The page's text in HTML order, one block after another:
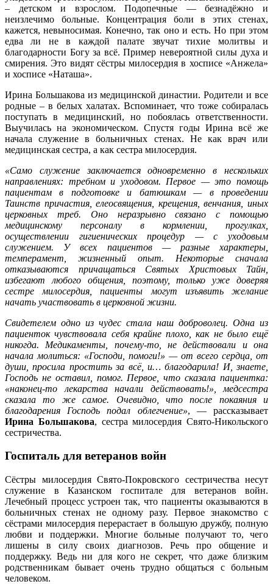
– детском и взрослом. Подопечные — безнадёжно и
неизлечимо больные. Концентрация боли в этих стенах,
кажется, невыносимая. Конечно, так оно и есть. Но при этом
едва ли не в каждой палате звучат тихие молитвы и
благодарности Богу за всё. Пример невероятной силы духа и
смирения. Это видят сёстры милосердия в хосписе «Анжела»
и хосписе «Наташа».
Ирина Большакова из медицинской династии. Родители и все
родные – в белых халатах. Вспоминает, что тоже собиралась
поступать в медицинский, но побоялась ответственности.
Выучилась на экономическом. Спустя годы Ирина всё же
начала служение в больничных стенах. Не как врач или
медицинская сестра, а как сестра милосердия.
«Само служение заключается одновременно в нескольких
направлениях: требном и уходовом. Первое — это помощь
пациентам в подготовке и батюшкам — в проведении
Таинств причастия, елеосвящения, крещения, венчания, иных
церковных треб. Оно неразрывно связано с помощью
медицинскому персоналу в кормлении, прогулках,
осуществлении гигиенических процедур — с уходовым
служением. У всех пациентов — разные характеры,
темперамент, жизненный опыт. Некоторые сначала
отказываются причащаться Святых Христовых Тайн,
избегают любого общения, поэтому, только уже доверяя
сестре милосердия, пациенты могут изъявить желание
начать участвовать в церковной жизни.
Свидетелем одно из чудес стала наш доброволец. Одна из
пациенток чувствовала себя крайне плохо, как не было ещё
никогда. Медикаменты, почему-то, не действовали и она
начала молиться: «Господи, помоги!» — от всего сердца, от
души, просила простить за всё, и… благодарила! И, знаете,
Господь не оставил, помог. Первое, что сказала пациентка:
«наконец-то лекарства начали действовать!», медсестра
сказала то же самое. Очевидно, что после покаяния и
благодарения Господь подал облегчение», — рассказывает
Ирина Большакова, сестра милосердия Свято-Никольского
сестричества.
Госпиталь для ветеранов войн
Сёстры милосердия Свято-Покровского сестричества несут
служение в Казанском госпитале для ветеранов войн.
Лечебный процесс устроен так, что пациенты оказываются в
больничных стенах не одному разу. Первое знакомство с
сёстрами милосердия перерастает в большую дружбу, полную
любви и поддержки. Многие больные получают то, чего
лишены в силу своих диагнозов. Речь про общение и
поддержку. Ведь ни для кого не секрет, что даже близким
родственникам бывает очень трудно общаться с больным
человеком.